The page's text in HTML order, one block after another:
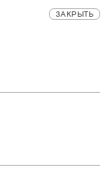
ЗАКРЫТЬ